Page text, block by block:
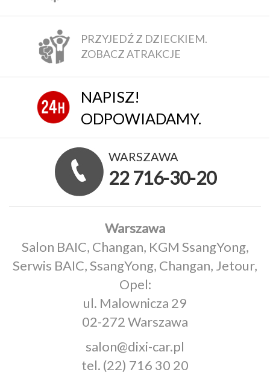
PRZYJEDŹ Z DZIECKIEM.
ZOBACZ ATRAKCJE
NAPISZ!
ODPOWIADAMY.
WARSZAWA
22 716-30-20
Warszawa
Salon BAIC, Changan, KGM SsangYong,
Serwis BAIC, SsangYong, Changan, Jetour,
Opel:
ul. Malownicza 29
02-272 Warszawa
salon@dixi-car.pl
tel. (22) 716 30 20